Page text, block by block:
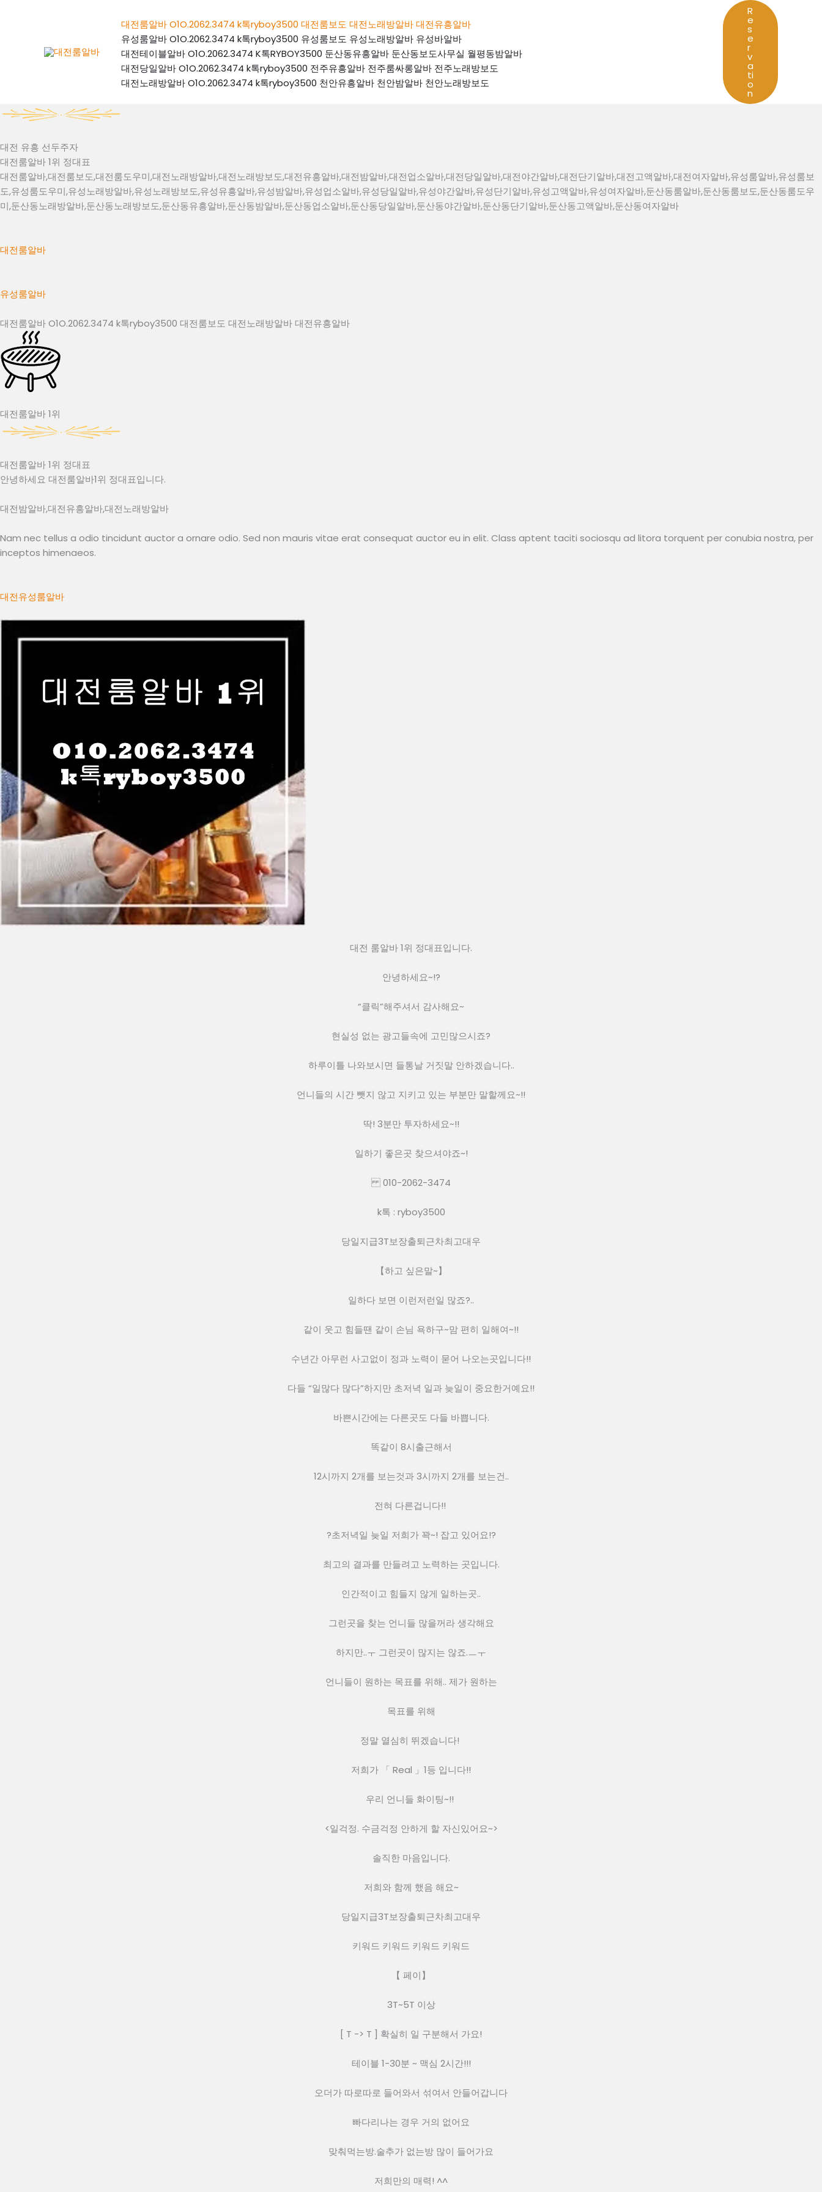
대전룸알바 O1O.2062.3474 k톡ryboy3500 대전룸보도 대전노래방알바 대전유흥알바
유성룸알바 O1O.2062.3474 k톡ryboy3500 유성룸보도 유성노래방알바 유성바알바
대전테이블알바 O1O.2062.3474 K톡RYBOY3500 둔산동유흥알바 둔산동보도사무실 월평동밤알바
대전당일알바 O1O.2062.3474 k톡ryboy3500 전주유흥알바 전주룸싸롱알바 전주노래방보도
대전노래방알바 O1O.2062.3474 k톡ryboy3500 천안유흥알바 천안밤알바 천안노래방보도
R
e
s
e
r
v
a
ti
o
n
대전 유흥 선두주자
대전룸알바 1위 정대표
대전룸알바,대전룸보도,대전룸도우미,대전노래방알바,대전노래방보도,대전유흥알바,대전밤알바,대전업소알바,대전당일알바,대전야간알바,대전단기알바,대전고액알바,대전여자알바,유성룸알바,유성룸보
도,유성룸도우미,유성노래방알바,유성노래방보도,유성유흥알바,유성밤알바,유성업소알바,유성당일알바,유성야간알바,유성단기알바,유성고액알바,유성여자알바,둔산동룸알바,둔산동룸보도,둔산동룸도우
미,둔산동노래방알바,둔산동노래방보도,둔산동유흥알바,둔산동밤알바,둔산동업소알바,둔산동당일알바,둔산동야간알바,둔산동단기알바,둔산동고액알바,둔산동여자알바
대전룸알바
유성룸알바
대전룸알바 O1O.2062.3474 k톡ryboy3500 대전룸보도 대전노래방알바 대전유흥알바
대전룸알바 1위
대전룸알바 1위 정대표
안녕하세요 대전룸알바1위 정대표입니다.
대전밤알바,대전유흥알바,대전노래방알바
Nam nec tellus a odio tincidunt auctor a ornare odio. Sed non mauris vitae erat consequat auctor eu in elit. Class aptent taciti sociosqu ad litora torquent per conubia nostra, per
inceptos himenaeos.
대전유성룸알바
대전 룸알바 1위 정대표입니다.
안녕하세요~!?
“클릭”해주셔서 감사해요~
현실성 없는 광고들속에 고민많으시죠?
하루이틀 나와보시면 들통날 거짓말 안하겠습니다..
언니들의 시간 뺏지 않고 지키고 있는 부분만 말할께요~!!
딱! 3분만 투자하세요~!!
일하기 좋은곳 찾으셔야죠~!
010-2062-3474
k톡 : ryboy3500
당일지급3T보장출퇴근차최고대우
【하고 싶은말~】
일하다 보면 이런저런일 많죠?..
같이 웃고 힘들땐 같이 손님 욕하구~맘 편히 일해여~!!
수년간 아무런 사고없이 정과 노력이 묻어 나오는곳입니다!!
다들 “일많다 많다”하지만 초저녁 일과 늦일이 중요한거예요!!
바쁜시간에는 다른곳도 다들 바쁩니다.
똑같이 8시출근해서
12시까지 2개를 보는것과 3시까지 2개를 보는건..
전혀 다른겁니다!! 
?초저녁일 늦일 저희가 꽉~! 잡고 있어요!?
최고의 결과를 만들려고 노력하는 곳입니다.
인간적이고 힘들지 않게 일하는곳..
그런곳을 찾는 언니들 많을꺼라 생각해요
하지만..ㅜ 그런곳이 많지는 않죠.ㅡㅜ
언니들이 원하는 목표를 위해.. 제가 원하는
목표를 위해
정말 열심히 뛰겠습니다! 
저희가 「 Real 」1등 입니다!!
우리 언니들 화이팅~!! 
<일걱정. 수금걱정 안하게 할 자신있어요~>
솔직한 마음입니다.
저희와 함께 했음 해요~
당일지급3T보장출퇴근차최고대우
키워드 키워드 키워드 키워드
【 페이】
3T~5T 이상
[ T -> T ] 확실히 일 구분해서 가요!
테이블 1-30분 ~ 맥심 2시간!!!
오더가 따로따로 들어와서 섞여서 안들어갑니다
빠다리나는 경우 거의 없어요
맞춰먹는방.술추가 없는방 많이 들어가요
저희만의 매력! ^^